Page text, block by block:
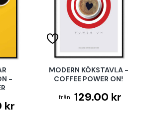
-
kr
MODERN KÖKSTAVLA -
COFFEE POWER ON!
129.00 kr